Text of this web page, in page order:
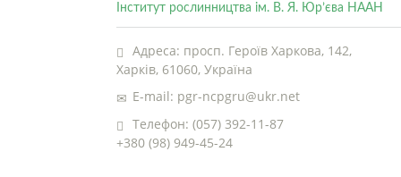
Інститут рослинництва ім. В. Я. Юр’єва НААН
Адреса: просп. Героїв Харкова, 142,
Харків, 61060, Україна
E-mail: pgr-ncpgru@ukr.net
Телефон: (057) 392-11-87
+380 (98) 949-45-24